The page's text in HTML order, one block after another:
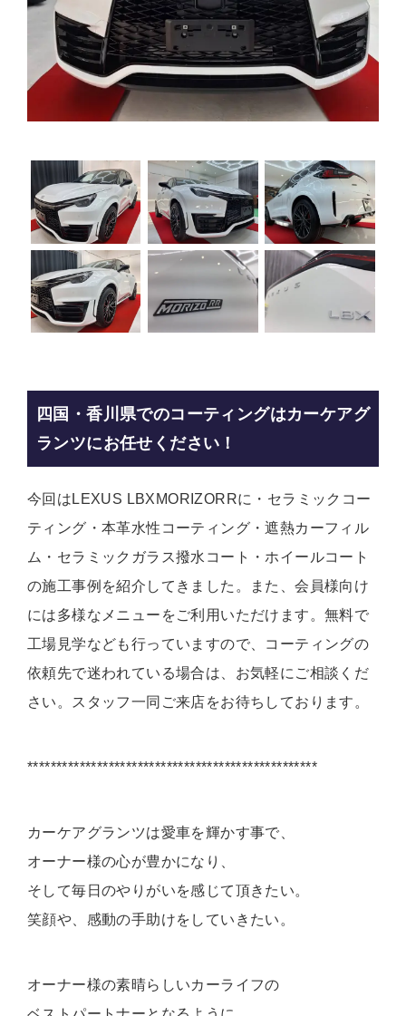
四国・香川県でのコーティングはカーケアグ
ランツにお任せください！
今回はLEXUS LBXMORIZORRに・セラミックコー
ティング・本革水性コーティング・遮熱カーフィル
ム・セラミックガラス撥水コート・ホイールコート
の施工事例を紹介してきました。また、会員様向け
には多様なメニューをご利用いただけます。無料で
工場見学なども行っていますので、コーティングの
依頼先で迷われている場合は、お気軽にご相談くだ
さい。スタッフ一同ご来店をお待ちしております。
**************************************************
カーケアグランツは愛車を輝かす事で、
オーナー様の心が豊かになり、
そして毎日のやりがいを感じて頂きたい。
笑顔や、感動の手助けをしていきたい。
オーナー様の素晴らしいカーライフの